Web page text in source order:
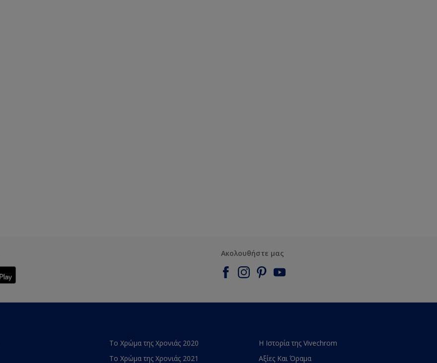
Ακολουθήστε μας
Το Χρώμα της Χρονιάς 2020
Το Χρώμα της Χρονιάς 2021
Η Ιστορία της Vivechrom
Αξίες Και Όραμα